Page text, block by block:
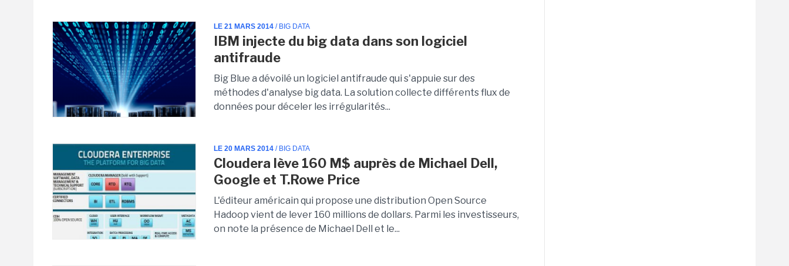
LE 21 MARS 2014 / BIG DATA
IBM injecte du big data dans son logiciel
antifraude
Big Blue a dévoilé un logiciel antifraude qui s'appuie sur des
méthodes d'analyse big data. La solution collecte différents flux de
données pour déceler les irrégularités...
LE 20 MARS 2014 / BIG DATA
Cloudera lève 160 M$ auprès de Michael Dell,
Google et T.Rowe Price
L'éditeur américain qui propose une distribution Open Source
Hadoop vient de lever 160 millions de dollars. Parmi les investisseurs,
on note la présence de Michael Dell et le...